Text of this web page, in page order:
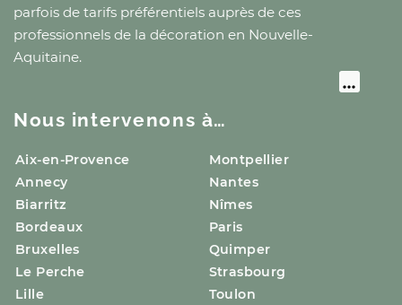
parfois de tarifs préférentiels auprès de ces
professionnels de la décoration en Nouvelle-
Aquitaine.
Nous intervenons à…
Aix-en-Provence
Annecy
Biarritz
Bordeaux
Bruxelles
Le Perche
Lille
Montpellier
Nantes
Nîmes
Paris
Quimper
Strasbourg
Toulon